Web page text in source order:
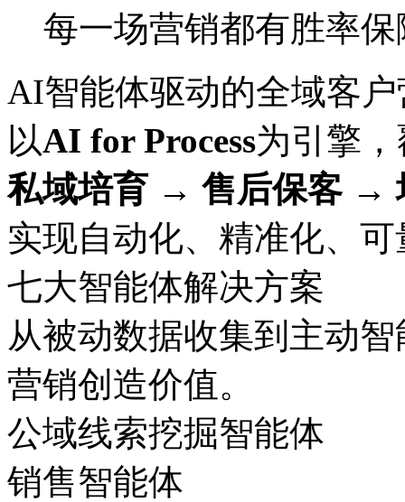
每一场营销都有胜率保
AI智能体驱动的全域客
以AI for Process为引擎
私域培育 → 售后保客 →
实现自动化、精准化
七大智能体解决方案
从被动数据收集到主动智
营销创造价值。
公域线索挖掘智能体
销售智能体